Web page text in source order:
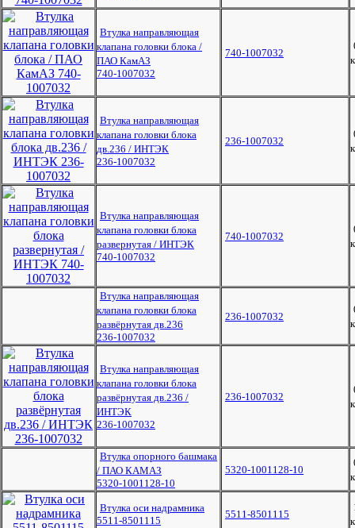
Втулка направляющая
клапана головки блока /
ПАО КамАЗ
740-1007032
740-1007032
Втулка направляющая
клапана головки блока
дв.236 / ИНТЭК
236-1007032
236-1007032
Втулка направляющая
клапана головки блока
развернутая / ИНТЭК
740-1007032
740-1007032
Втулка направляющая
клапана головки блока
развёрнутая дв.236
236-1007032
236-1007032
Втулка направляющая
клапана головки блока
развёрнутая дв.236 /
ИНТЭК
236-1007032
236-1007032
Втулка опорного башмака
/ ПАО КАМАЗ
5320-1001128-10
5320-1001128-10
Втулка оси надрамника
5511-8501115
5511-8501115